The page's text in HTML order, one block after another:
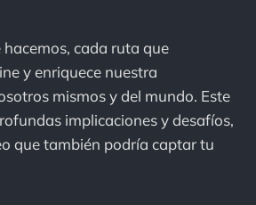
hacemos, cada ruta que
y enriquece nuestra
mismos y del mundo. Este
implicaciones y desafíos,
que también podría captar tu